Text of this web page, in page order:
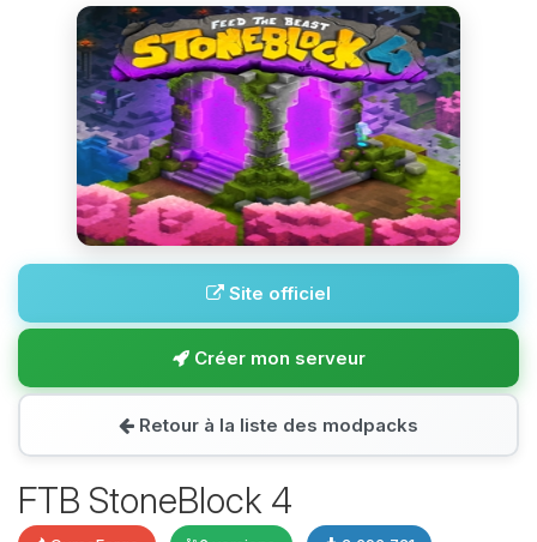
Site officiel
Créer mon serveur
Retour à la liste des modpacks
FTB StoneBlock 4